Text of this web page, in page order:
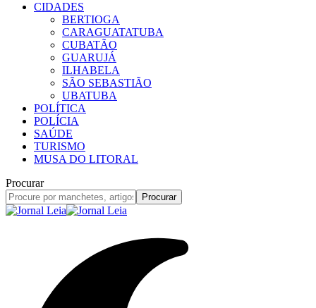
CIDADES
BERTIOGA
CARAGUATATUBA
CUBATÃO
GUARUJÁ
ILHABELA
SÃO SEBASTIÃO
UBATUBA
POLÍTICA
POLÍCIA
SAÚDE
TURISMO
MUSA DO LITORAL
Procurar